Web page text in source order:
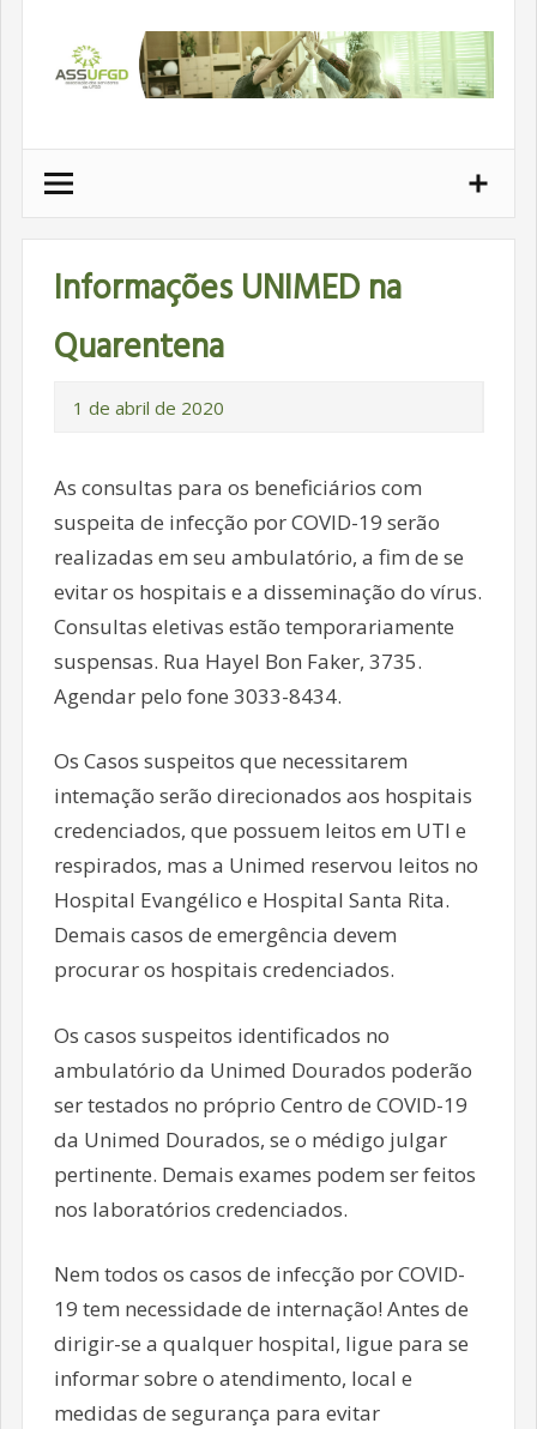
conteúdo
Informações UNIMED na
Quarentena
1 de abril de 2020
As consultas para os beneficiários com
suspeita de infecção por COVID-19 serão
realizadas em seu ambulatório, a fim de se
evitar os hospitais e a disseminação do vírus.
Consultas eletivas estão temporariamente
suspensas. Rua Hayel Bon Faker, 3735.
Agendar pelo fone 3033-8434.
Os Casos suspeitos que necessitarem
intemação serão direcionados aos hospitais
credenciados, que possuem leitos em UTI e
respirados, mas a Unimed reservou leitos no
Hospital Evangélico e Hospital Santa Rita.
Demais casos de emergência devem
procurar os hospitais credenciados.
Os casos suspeitos identificados no
ambulatório da Unimed Dourados poderão
ser testados no próprio Centro de COVID-19
da Unimed Dourados, se o médigo julgar
pertinente. Demais exames podem ser feitos
nos laboratórios credenciados.
Nem todos os casos de infecção por COVID-
19 tem necessidade de internação! Antes de
dirigir-se a qualquer hospital, ligue para se
informar sobre o atendimento, local e
medidas de segurança para evitar